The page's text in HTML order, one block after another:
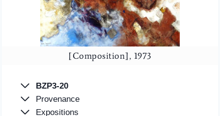
[Composition], 1973
BZP3-20
Provenance
Expositions